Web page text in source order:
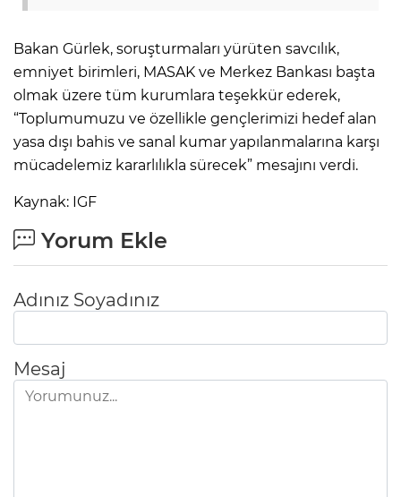
Bakan Gürlek, soruşturmaları yürüten savcılık,
emniyet birimleri, MASAK ve Merkez Bankası başta
olmak üzere tüm kurumlara teşekkür ederek,
“Toplumumuzu ve özellikle gençlerimizi hedef alan
yasa dışı bahis ve sanal kumar yapılanmalarına karşı
mücadelemiz kararlılıkla sürecek” mesajını verdi.
Kaynak: IGF
Yorum Ekle
Adınız Soyadınız
Mesaj